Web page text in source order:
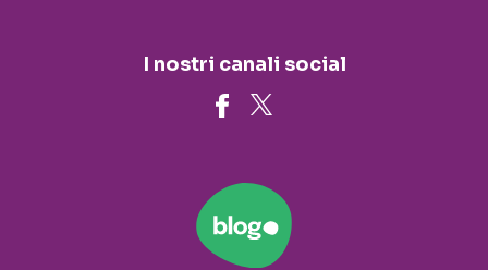
I nostri canali social